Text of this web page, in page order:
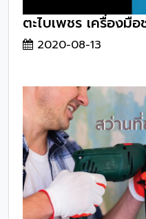
ตะไบเพชร เครื่องมื
2020-08-13